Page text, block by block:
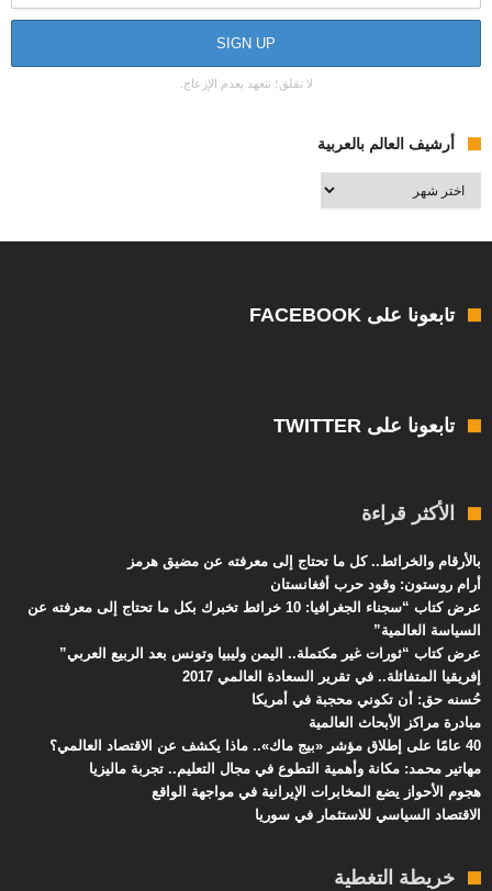
لا تقلق؛ نتعهد بعدم الإزعاج.
أرشيف العالم بالعربية
أرشيف
العالم
تابعونا على FACEBOOK
تابعونا على TWITTER
الأكثر قراءة
بالأرقام والخرائط.. كل ما تحتاج إلى معرفته عن مضيق هرمز
أرام روستون: وقود حرب أفغانستان
عرض كتاب “سجناء الجغرافيا: 10 خرائط تخبرك بكل ما تحتاج إلى معرفته عن
السياسة العالمية”
عرض كتاب “ثورات غير مكتملة.. اليمن وليبيا وتونس بعد الربيع العربي”
إفريقيا المتفائلة.. في تقرير السعادة العالمي 2017
حُسنه حق: أن تكوني محجبة في أمريكا
مبادرة مراكز الأبحاث العالمية
40 عامًا على إطلاق مؤشر «بيج ماك».. ماذا يكشف عن الاقتصاد العالمي؟
مهاتير محمد: مكانة وأهمية التطوع في مجال التعليم.. تجربة ماليزيا
هجوم الأحواز يضع المخابرات الإيرانية في مواجهة الواقع
الاقتصاد السياسي للاستثمار في سوريا
خريطة التغطية